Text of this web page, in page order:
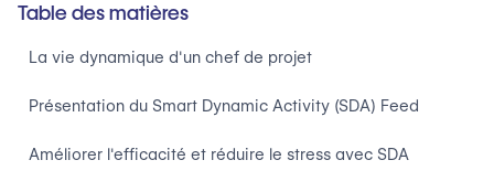
Table des matières
La vie dynamique d'un chef de projet
Présentation du Smart Dynamic Activity (SDA) Feed
Améliorer l'efficacité et réduire le stress avec SDA